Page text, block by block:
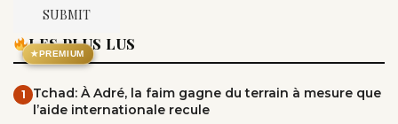
★ PREMIUM
LES PLUS LUS
1
Tchad: À Adré, la faim gagne du terrain à mesure que
l’aide internationale recule